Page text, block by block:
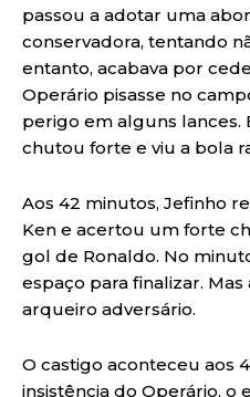
passou a adotar uma
conservadora, tentando
entanto, acabava por
Operário pisasse no
perigo em alguns lances.
chutou forte e viu a bola
Aos 42 minutos, Jefinho
Ken e acertou um forte
gol de Ronaldo. No
espaço para finalizar.
arqueiro adversário.
O castigo aconteceu aos
insistência do Operário, o